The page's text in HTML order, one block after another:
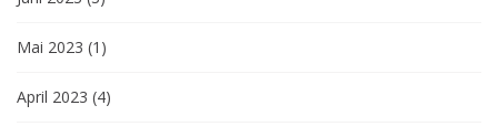
Mai 2023 (1)
April 2023 (4)